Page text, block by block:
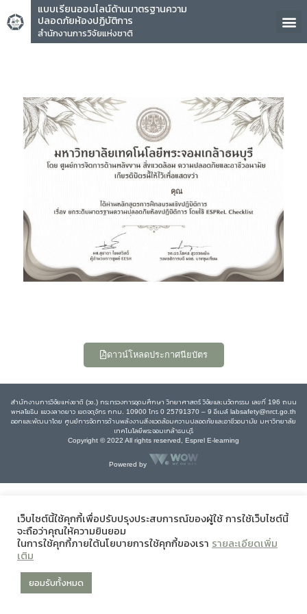
แบบเรียนออนไลน์ด้านมาตรฐานความ
ปลอดภัยห้องปฏิบัติการ
สำนักงานการวิจัยแห่งชาติ
คุณ
ดาวน์โหลดประกาศนียบัตร
สำนักงานการวิจัยแห่งชาติ (วช.) กระทรวงการอุดมศึกษา วิทยาศาสตร์ วิจัยและนวัตกรรม เลขที่ 196 ถนน
พหลโยธิน แขวงลาดยาว เขตจตุจักร กทม. 10900 โทร 0 25791370 – 9 อีเมล์ labsafety@nrct.go.th
ออกและพัฒนาโดย ศูนย์การจัดการด้านพลังงานสิ่งแวดล้อมความปลอดภัยและอาชีวอนามัย มหาวิทยาลัย
เทคโนโลยีพระจอมเกล้าธนบุรี
Copyright © 2022 All rights reserved, Esprel E-learning
Powered by
เว็บไซต์นี้ใช้คุกกี้เพื่อปรับปรุงประสบการณ์ของผู้ใช้ การใช้เว็บไซต์นี้
จะถือว่าคุณให้ความยินยอม
ในการใช้คุกกี้ภายใต้นโยบายการใช้คุกกี้ของเรา รายละเอียดเพิ่ม
เติม
ยอมรับทั้งหมด